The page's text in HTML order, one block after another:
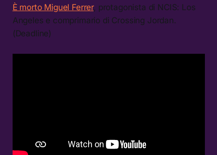
È morto Miguel Ferrer, protagonista di NCIS: Los
Angeles e comprimario di Crossing Jordan.
(Deadline)